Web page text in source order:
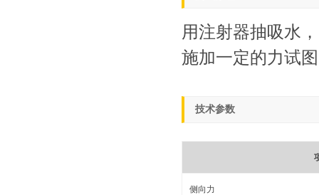
用注射器抽吸水
施加一定的力试
技术参数
侧向力